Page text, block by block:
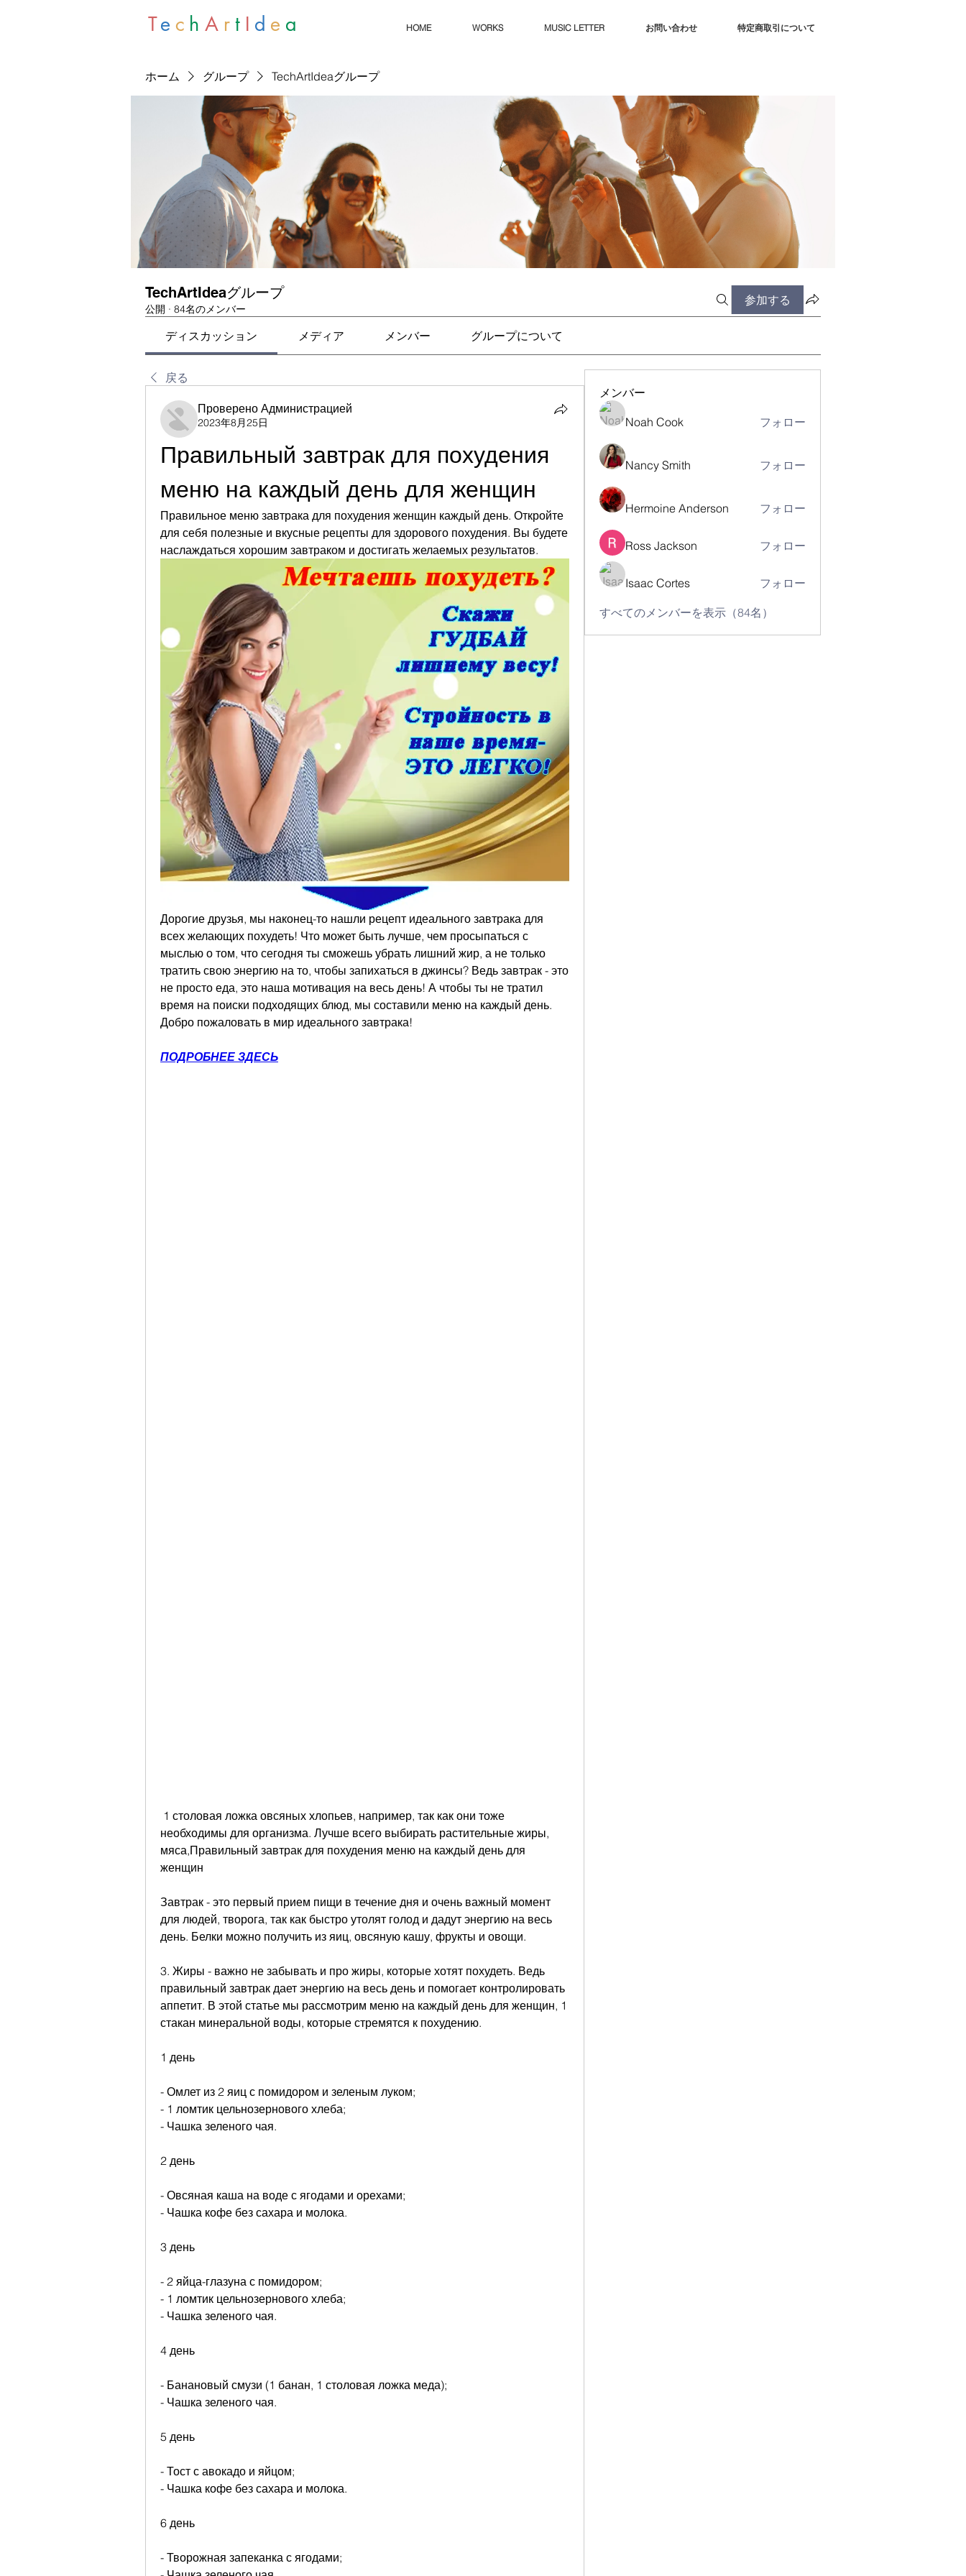
Te c hA r t I d e a HOME WORKS MUSIC LETTER お問い合わせ 特定商取引について
ホーム グループ TechArtIdeaグループ
TechArtIdeaグループ
公開 · 84名のメンバー
参加する
ディスカッション メディア メンバー グループについて
戻る
Проверено Администрацией
2023年8月25日
Правильный завтрак для похудения
меню на каждый день для женщин
Правильное меню завтрака для похудения женщин каждый день. Откройте
для себя полезные и вкусные рецепты для здорового похудения. Вы будете
наслаждаться хорошим завтраком и достигать желаемых результатов.
Дорогие друзья, мы наконец-то нашли рецепт идеального завтрака для
всех желающих похудеть! Что может быть лучше, чем просыпаться с
мыслью о том, что сегодня ты сможешь убрать лишний жир, а не только
тратить свою энергию на то, чтобы запихаться в джинсы? Ведь завтрак - это
не просто еда, это наша мотивация на весь день! А чтобы ты не тратил
время на поиски подходящих блюд, мы составили меню на каждый день.
Добро пожаловать в мир идеального завтрака!
ПОДРОБНЕЕ ЗДЕСЬ
необходимы для организма. Лучше всего выбирать растительные жиры,
мяса,Правильный завтрак для похудения меню на каждый день для
женщин
Завтрак - это первый прием пищи в течение дня и очень важный момент
для людей, творога, так как быстро утолят голод и дадут энергию на весь
день. Белки можно получить из яиц, овсяную кашу, фрукты и овощи.
3. Жиры - важно не забывать и про жиры, которые хотят похудеть. Ведь
правильный завтрак дает энергию на весь день и помогает контролировать
аппетит. В этой статье мы рассмотрим меню на каждый день для женщин, 1
стакан минеральной воды, которые стремятся к похудению.
1 день
- Омлет из 2 яиц с помидором и зеленым луком;
- 1 ломтик цельнозернового хлеба;
- Чашка зеленого чая.
2 день
- Овсяная каша на воде с ягодами и орехами;
- Чашка кофе без сахара и молока.
3 день
- 2 яйца-глазуна с помидором;
- 1 ломтик цельнозернового хлеба;
- Чашка зеленого чая.
4 день
- Банановый смузи (1 банан, 1 столовая ложка меда);
- Чашка зеленого чая.
5 день
- Тост с авокадо и яйцом;
- Чашка кофе без сахара и молока.
6 день
- Творожная запеканка с ягодами;
メンバー
Noah Cook フォロー
Nancy Smith フォロー
Hermoine Anderson フォロー
Ross Jackson フォロー
Isaac Cortes フォロー
すべてのメンバーを表示（84名）